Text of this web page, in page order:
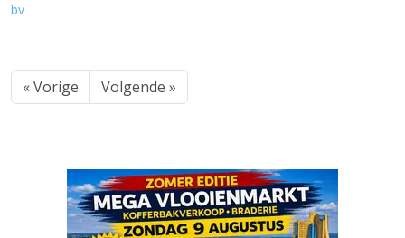
bv
« Vorige Volgende »